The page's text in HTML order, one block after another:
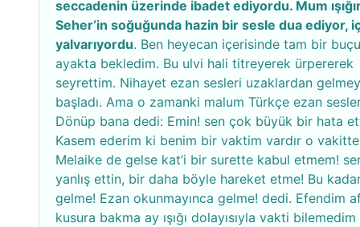
seccadenin üzerinde ibadet ediyordu. Mum
Seher‘in soğuğunda hazin bir sesle dua ediyor,
yalvarıyordu. Ben heyecan içerisinde tam bir
ayakta bekledim. Bu ulvi hali titreyerek ürpererek
seyrettim. Nihayet ezan sesleri uzaklardan
başladı. Ama o zamanki malum Türkçe ezan
Dönüp bana dedi: Emin! sen çok büyük bir hata
Kasem ederim ki benim bir vaktim vardır o vakitte
Melaike de gelse kat’i bir surette kabul etmem!
yanlış ettin, bir daha böyle hareket etme! Bu
gelme! Ezan okunmayınca gelme! dedi. Efendim
kusura bakma ay ışığı dolayısıyla vakti